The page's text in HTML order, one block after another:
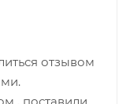
отзывом
, поставили